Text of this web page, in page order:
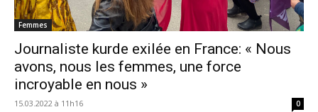
Femmes
Journaliste kurde exilée en France: « Nous
avons, nous les femmes, une force
incroyable en nous »
15.03.2022 à 11h16 0